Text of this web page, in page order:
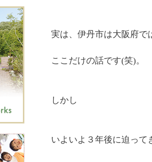
実は、伊丹市は大阪府で
ここだけの話です(笑)。
しかし
いよいよ３年後に迫って